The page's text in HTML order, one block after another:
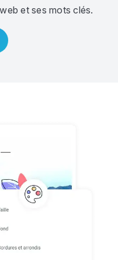
et ses mots clés.